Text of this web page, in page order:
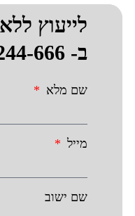
לייעוץ
ב- 666
שם מלא
מייל
שם ישוב